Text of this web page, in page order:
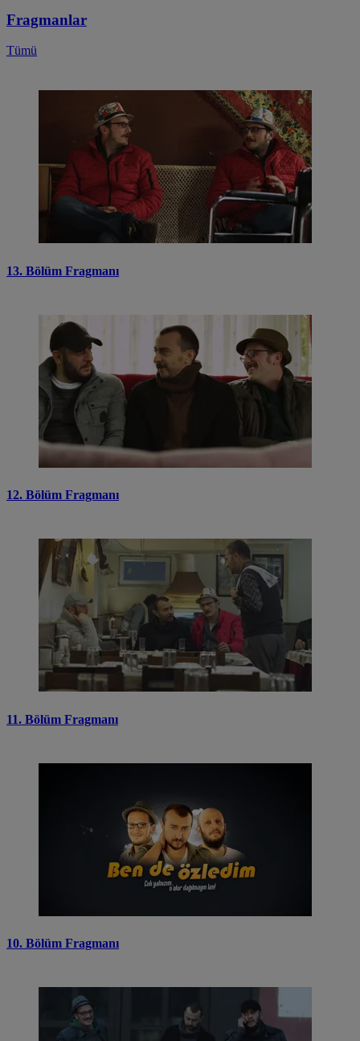
Fragmanlar
Tümü
13. Bölüm Fragmanı
12. Bölüm Fragmanı
11. Bölüm Fragmanı
10. Bölüm Fragmanı